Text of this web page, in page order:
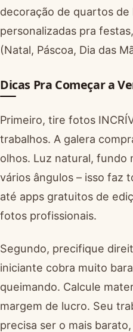
decoração de quartos
personalizadas pra
(Natal, Páscoa, Dia das
Dicas Pra Começar a
Primeiro, tire fotos
trabalhos. A galera
olhos. Luz natural, fundo
vários ângulos – isso faz
até apps gratuitos de
fotos profissionais.
Segundo, precifique
iniciante cobra muito
queimando. Calcule
margem de lucro. Seu
precisa ser o mais